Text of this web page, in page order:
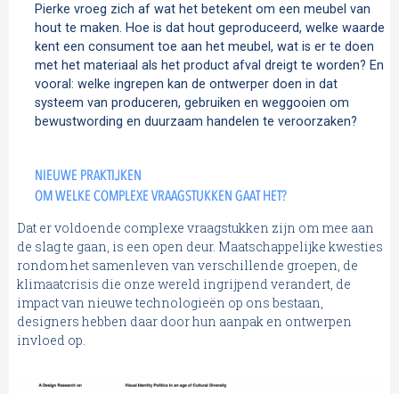
Pierke vroeg zich af wat het betekent om een meubel van
hout te maken. Hoe is dat hout geproduceerd, welke waarde
kent een consument toe aan het meubel, wat is er te doen
met het materiaal als het product afval dreigt te worden? En
vooral: welke ingrepen kan de ontwerper doen in dat
systeem van produceren, gebruiken en weggooien om
bewustwording en duurzaam handelen te veroorzaken?
NIEUWE PRAKTIJKEN
OM WELKE COMPLEXE VRAAGSTUKKEN GAAT HET?
Dat er voldoende complexe vraagstukken zijn om mee aan
de slag te gaan, is een open deur. Maatschappelijke kwesties
rondom het samenleven van verschillende groepen, de
klimaatcrisis die onze wereld ingrijpend verandert, de
impact van nieuwe technologieën op ons bestaan,
designers hebben daar door hun aanpak en ontwerpen
invloed op.